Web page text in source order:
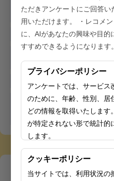
令和６年 ６５歳健康寿命
方式）の算出結果を掲載
2026/04/15
東京都精密検査実施医療
ん検診）の募集を開始し
令和７年度女性活躍推進
ワーメントセミナー【ラ
編】について
ピックアップ
ただきアンケートにご回答
用いただけます。 ・レコメ
に、AIがあなたの興味や目的
すすめできるようになります。
プライバシーポリシー
アンケートでは、サービス
のために、年齢、性別、居
どの情報を取得いたします
が特定されない形で統計的
します。
クッキーポリシー
当サイトでは、利用状況の